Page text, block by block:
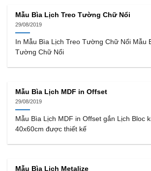
Mẫu Bìa Lịch Treo Tường Chữ Nổi
29/08/2019
In Mẫu Bìa Lịch Treo Tường Chữ Nổi Mẫu
Tường Chữ Nổi
Mẫu Bìa Lịch MDF in Offset
29/08/2019
Mẫu Bìa Lịch MDF in Offset gắn Lịch Bloc
40x60cm được thiết kế
Mẫu Bìa Lịch Metalize